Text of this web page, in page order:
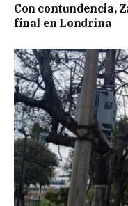
Con contundencia,
final en Londrina